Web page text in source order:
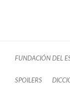
FUNDACIÓN DEL
SPOILERS